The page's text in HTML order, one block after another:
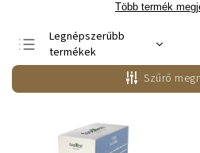
Több termék
Legnépszerűbb
termékek
Legolcsóbb elöl
Legdrágább
ABC szerint
Szűrő